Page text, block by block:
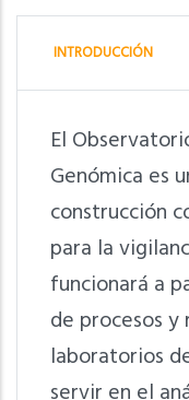
INTRODUCCIÓN
El
Genómica es
construcción
para la
funcionará a
de procesos
laboratorios